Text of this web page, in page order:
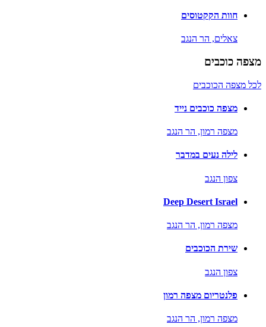
חוות הקקטוסים
צאלים, הר הנגב
מצפה כוכבים
לכל מצפה הכוכבים
מצפה כוכבים נייד
מצפה רמון, הר הנגב
לילה נעים במדבר
צפון הנגב
Deep Desert Israel
מצפה רמון, הר הנגב
שירת הכוכבים
צפון הנגב
פלנטריום מצפה רמון
מצפה רמון, הר הנגב